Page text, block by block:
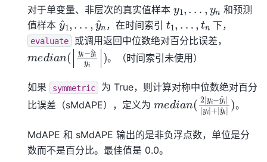
对于单变量、非层次的真实值样本 y1, … , y n
和预测
值样本 y ,
… y n ，在时间索引 t1 n 下，
evaluate 或调用返回中位数绝对百分比误差，
median(|yi−y^iyi|
。（时间索引未使用）
如果 symmetric
为 True，则计算对称中位数绝对百分
比误差（sMdAPE），定义为
me di an ( 2|yi−y^i||yi
。
MdAPE 和 sMdAPE 输出的是非负浮点数，单位是分
数而不是百分比。最佳值是 0.0。